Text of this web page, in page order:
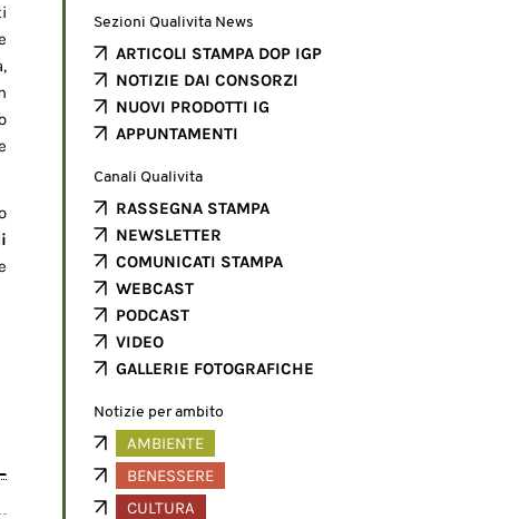
Sezioni Qualivita News
ARTICOLI STAMPA DOP IGP
NOTIZIE DAI CONSORZI
NUOVI PRODOTTI IG
APPUNTAMENTI
Canali Qualivita
RASSEGNA STAMPA
NEWSLETTER
COMUNICATI STAMPA
WEBCAST
PODCAST
VIDEO
GALLERIE FOTOGRAFICHE
Notizie per ambito
AMBIENTE
BENESSERE
CULTURA